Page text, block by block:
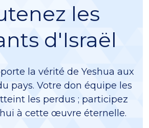
les
d'Israël
la vérité de Yeshua aux
pays. Votre don équipe les
les perdus ; participez
à cette œuvre éternelle.